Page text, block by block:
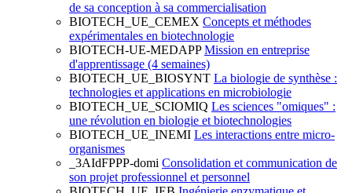
de sa conception à sa commercialisation
BIOTECH_UE_CEMEX Concepts et méthodes
expérimentales en biotechnologie
BIOTECH-UE-MEDAPP Mission en entreprise
d'apprentissage (4 semaines)
BIOTECH_UE_BIOSYNT La biologie de synthèse :
technologies et applications en microbiologie
BIOTECH_UE_SCIOMIQ Les sciences "omiques" :
une révolution en biologie et biotechnologies
BIOTECH_UE_INEMI Les interactions entre micro-
organismes
_3AIdFPPP-domi Consolidation et communication de
son projet professionnel et personnel